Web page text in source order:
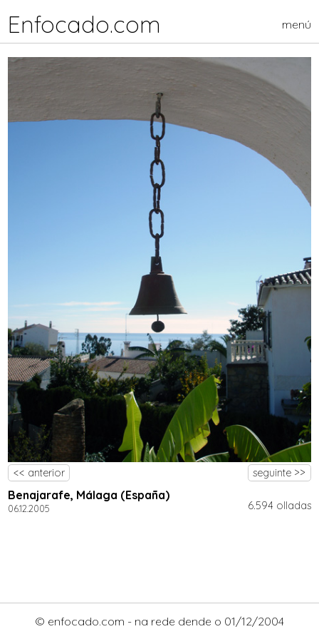
Enfocado.com menú
<< anterior seguinte >>
Benajarafe, Málaga (España)
06.12.2005 6.594 olladas
© enfocado.com - na rede dende o 01/12/2004